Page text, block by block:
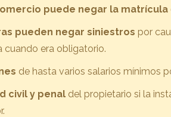
puede negar la matrícula
pueden negar siniestros por
cuando era obligatorio.
de hasta varios salarios mínimos
civil y penal del propietario si la